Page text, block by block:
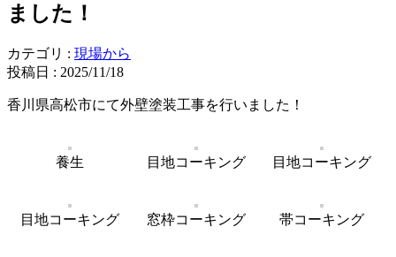
ました！
カテゴリ : 現場から
投稿日 : 2025/11/18
香川県高松市にて外壁塗装工事を行いました！
養生 目地コーキング 目地コーキング
目地コーキング 窓枠コーキング 帯コーキング